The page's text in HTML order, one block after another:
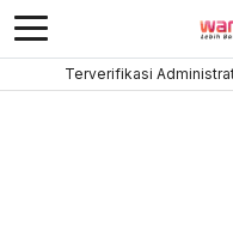
Terverifikasi